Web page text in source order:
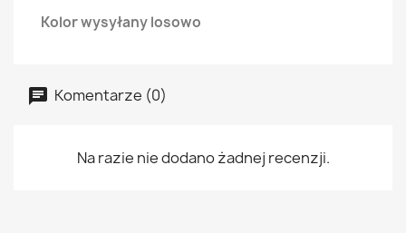
Kolor wysyłany losowo
Komentarze (0)
Na razie nie dodano żadnej recenzji.